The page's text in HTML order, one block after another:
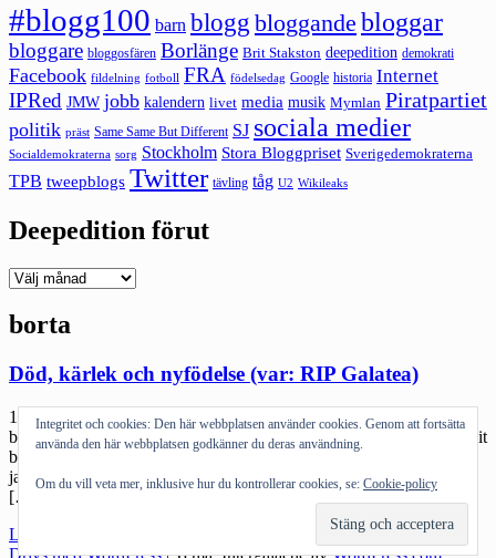
#blogg100 barn blogg bloggande bloggar
bloggare bloggosfären Borlänge Brit Stakston deepedition demokrati
Facebook fildelning fotboll FRA födelsedag Google historia Internet
IPRed JMW jobb kalendern livet media musik Mymlan Piratpartiet
politik präst Same Same But Different SJ sociala medier
Socialdemokraterna sorg Stockholm Stora Bloggpriset Sverigedemokraterna
TPB tweepblogs Twitter tävling tåg U2 Wikileaks
Deepedition förut
Deepedition
borta
Död, kärlek och nyfödelse (var: RIP Galatea)
1. Det är jävla sorgligt. En av världens garanterat bäst skrivna
bloggar har gått i graven. Angela har bara stängt ner, fimpat och tagit
bort :( I will miss you Angela. Edit: Det vart ett jävla gnäll över att
jag blev ledsen över att inte få läsa mer. Men då struntar vi i det då.
[…]
Läs mer
kärlek
Drivs med WordPress |Tema: Intergalactic avWordPress.com.
Integritet och cookies: Den här webbplatsen använder cookies. Genom att fortsätta
använda den här webbplatsen godkänner du deras användning.
Om du vill veta mer, inklusive hur du kontrollerar cookies, se: Cookie-policy